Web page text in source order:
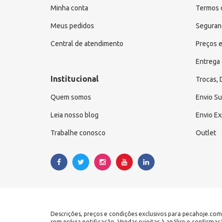
Lifan X60 G2 (6)
Lifan X60 G3 - Manual (6)
Lifan X60 - Automático (6)
Shineray T22 Picape Cab
Shineray A9 Furgão (10)
Shineray A7 Van (10)
Rely Picape Cab Simples (6)
Rely Picape Cab Dupla (6)
Chana Picape Cargo Cab
Minha conta
Meus pedidos
Central de atendimento
Institucional
Quem somos
Leia nosso blog
Trabalhe conosco
Termos
Preços
Entrega
Trocas,
Envio
Envio
Outlet
Descrições, preços e condições exclusivos para